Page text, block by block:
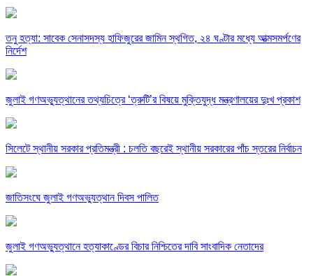
তনু হত্যা: সাবেক সেনাসদস্য হাফিজুরের জামিন স্থগিত, ২৪ ঘণ্টার মধ্যে আত্মসমর্পণের
নির্দেশ
জুলাই গণঅভ্যুত্থানের তথ্যচিত্রে ‘ত্রুটি’র বিষয়ে মুক্তিযুদ্ধ মন্ত্রণালয়ের দুঃখ প্রকাশ
সিলেটে স্থানীয় সরকার প্রতিমন্ত্রী : চলতি বছরেই স্থানীয় সরকারের পাঁচ স্তরের নির্বাচন
জাতিসংঘে জুলাই গণঅভ্যুত্থান দিবস পালিত
জুলাই গণঅভ্যুত্থানে হত্যাকাণ্ডের বিচার নিশ্চিতের দাবি সাংবাদিক নেতাদের